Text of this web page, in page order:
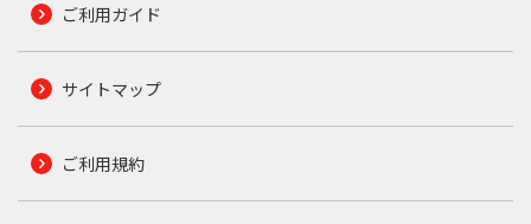
ご利用ガイド
サイトマップ
ご利用規約